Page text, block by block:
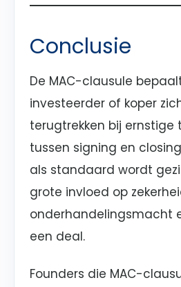
Conclusie
De MAC-clausule
investeerder of koper
terugtrekken bij ernstige
tussen signing en
als standaard wordt
grote invloed op
onderhandelingsmacht
een deal.
Founders die MAC-